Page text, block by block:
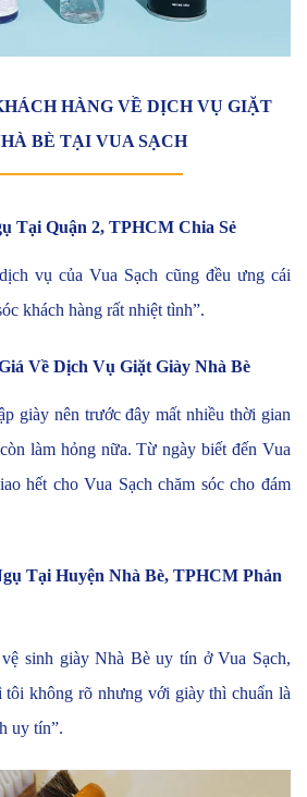
HÀNG VỀ DỊCH VỤ GIẶT
BÈ TẠI VUA SẠCH
Tại Quận 2, TPHCM Chia Sẻ
vụ của Vua Sạch cũng đều ưng cái
khách hàng rất nhiệt tình”.
Về Dịch Vụ Giặt Giày Nhà Bè
giày nên trước đây mất nhiều thời gian
làm hỏng nữa. Từ ngày biết đến Vua
hết cho Vua Sạch chăm sóc cho đám
Tại Huyện Nhà Bè, TPHCM Phản
sinh giày Nhà Bè uy tín ở Vua Sạch,
tôi không rõ nhưng với giày thì chuẩn là
uy tín”.